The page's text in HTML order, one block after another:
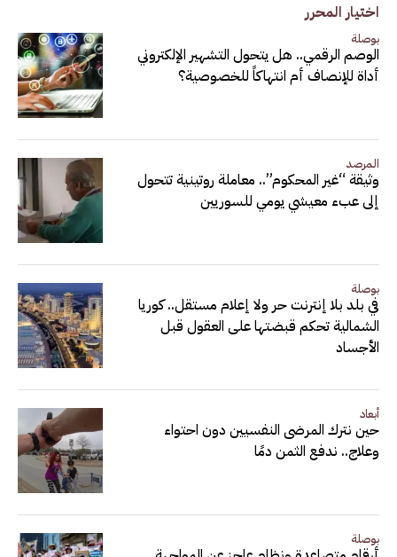
اختيار المحرر
بوصلة
الوصم الرقمي.. هل يتحول التشهير الإلكتروني
أداة للإنصاف أم انتهاكاً للخصوصية؟
المرصد
وثيقة “غير المحكوم”.. معاملة روتينية تتحول
إلى عبء معيشي يومي للسوريين
بوصلة
في بلد بلا إنترنت حر ولا إعلام مستقل.. كوريا
الشمالية تحكم قبضتها على العقول قبل
الأجساد
أبعاد
حين نترك المرضى النفسيين دون احتواء
وعلاج.. ندفع الثمن دمًا
بوصلة